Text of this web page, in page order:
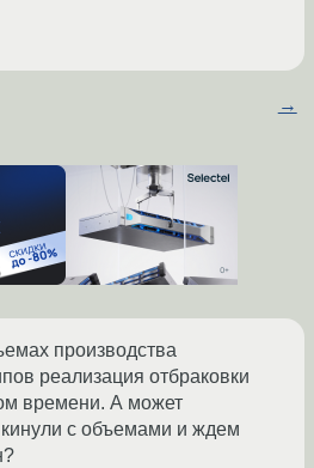
→
производства
реализация отбраковки
времени. А может
кинули с объемами и ждем